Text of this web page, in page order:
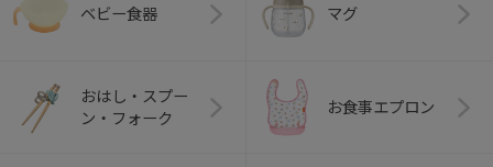
ベビー食器 マグ
おはし・スプー
ン・フォーク
お食事エプロン